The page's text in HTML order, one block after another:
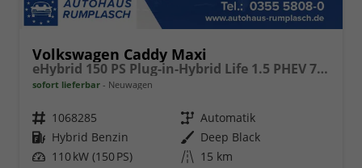
Volkswagen Caddy Maxi
eHybrid 150 PS Plug-in-Hybrid Life 1.5 PHEV 7 Sitze DSG
sofort lieferbar Neuwagen
Fahrzeugnr. 1068285 Getriebe Automatik
Kraftstoff Hybrid Benzin Außenfarbe Deep Black
Leistung 110 kW (150 PS) Kilometerstand 15 km